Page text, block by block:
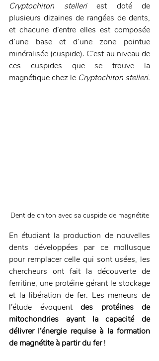
Cryptochiton stelleri est doté de
plusieurs dizaines de rangées de dents,
et chacune d’entre elles est composée
d’une base et d’une zone pointue
minéralisée (cuspide). C’est au niveau de
ces cuspides que se trouve la
magnétique chez le
Dent de chiton avec sa cuspide de magnétite
En étudiant la production de nouvelles
dents développées par ce mollusque
pour remplacer celle qui sont usées, les
chercheurs ont fait la découverte de
ferritine, une protéine gérant le stockage
et la libération de fer. Les meneurs de
l’étude évoquent des protéines de
mitochondries ayant la capacité de
délivrer l’énergie requise à la formation
de magnétite à partir du fer !